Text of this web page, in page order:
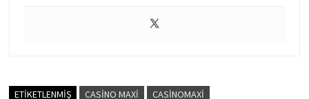
ETIKETLENMIŞ CASINO MAXI
CASINOMAXI